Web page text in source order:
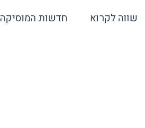
שווה לקרוא חדשות המוסיקה